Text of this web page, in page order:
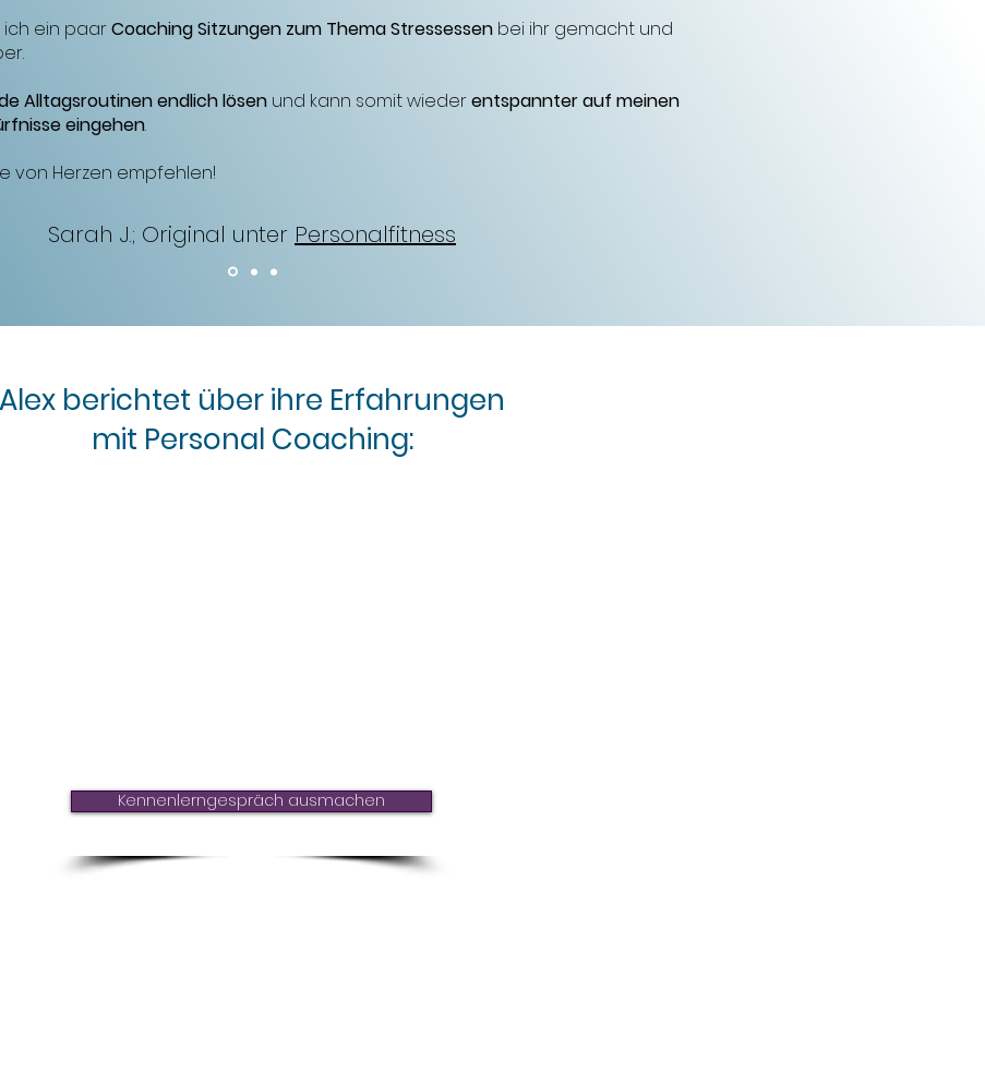
ein paarCoaching Sitzungen zum Thema Stressessen bei ihr gemacht und
Alltagsroutinen endlich lösen und kann somit wiederentspannter auf meinen
eingehen.
von Herzen empfehlen!
Sarah J.; Original unter Personalfitness
Alex berichtet über ihre Erfahrungen
mit Personal Coaching:
Kennenlerngespräch ausmachen